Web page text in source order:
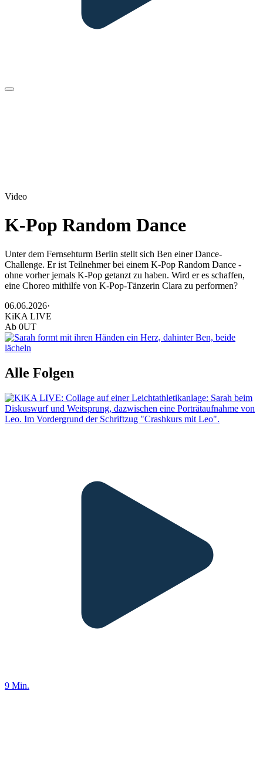
Video
K-Pop Random Dance
Unter dem Fernsehturm Berlin stellt sich Ben einer Dance-
Challenge. Er ist Teilnehmer bei einem K-Pop Random Dance -
ohne vorher jemals K-Pop getanzt zu haben. Wird er es schaffen,
eine Choreo mithilfe von K-Pop-Tänzerin Clara zu performen?
06.06.2026·
KiKA LIVE
Ab 0UT
Alle Folgen
9 Min.